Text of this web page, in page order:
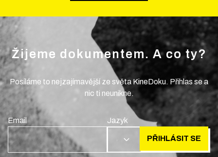
Žijeme dokumentem. A co ty?
Posíláme to nejzajímavější ze světa KineDoku. Přihlas se a
nic ti neunikne.
Email Jazyk
CS PŘIHLÁSIT SE